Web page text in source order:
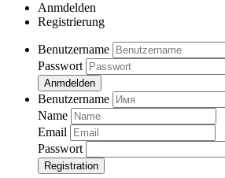
Anmdelden
Registrierung
Benutzername
Passwort
Anmdelden
Benutzername
Name
Email
Passwort
Registration